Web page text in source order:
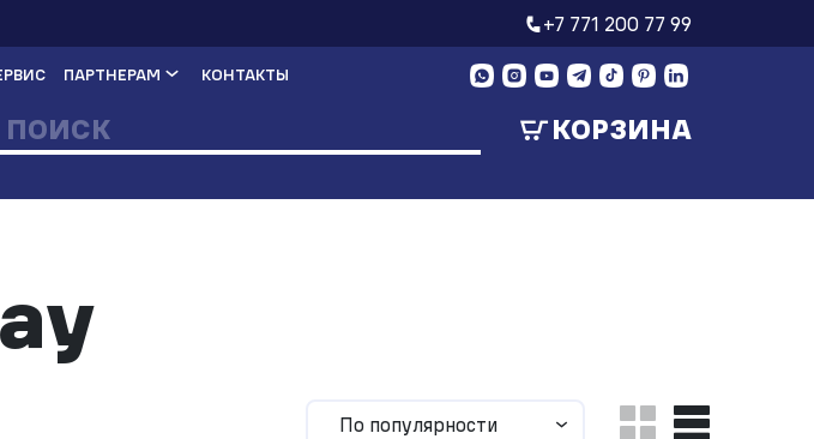
+7 771 200 77 99
ПАРТНЕРАМ КОНТАКТЫ
КОРЗИНА
По популярности